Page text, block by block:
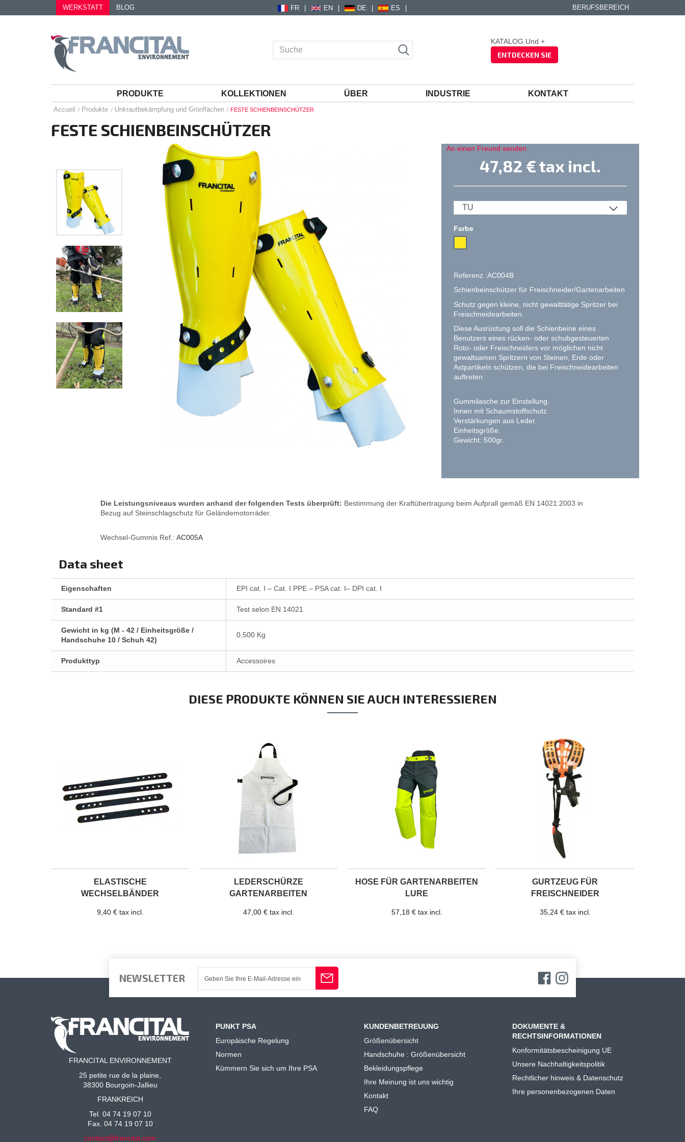
WERKSTATT BLOG FR EN DE ES BERUFSBEREICH
KATALOG Und +
ENTDECKEN SIE
PRODUKTE KOLLEKTIONEN ÜBER INDUSTRIE KONTAKT
Accueil Produkte Unkrautbekämpfung und Grünflächen FESTE SCHIENBEINSCHÜTZER
FESTE SCHIENBEINSCHÜTZER
An einen Freund senden
47,82 €tax incl.
Farbe
Referenz :AC004B
Schienbeinschützer für Freischneider/Gartenarbeiten
Schutz gegen kleine, nicht gewalttätige Spritzer bei
Freischneidearbeiten.
Diese Ausrüstung soll die Schienbeine eines
Benutzers eines rücken- oder schubgesteuerten
Roto- oder Freischneiders vor möglichen nicht
gewaltsamen Spritzern von Steinen, Erde oder
Astpartikeln schützen, die bei Freischneidearbeiten
auftreten
Gummilasche zur Einstellung.
Innen mit Schaumstoffschutz.
Verstärkungen aus Leder.
Einheitsgröße.
Gewicht: 500gr.
Die Leistungsniveaus wurden anhand der folgenden Tests überprüft: Bestimmung der Kraftübertragung beim Aufprall gemäß EN 14021:2003 in
Bezug auf Steinschlagschutz für Geländemotorräder.
Wechsel-Gummis Ref.: AC005A
Data sheet
Eigenschaften EPI cat. I – Cat. I PPE – PSA cat. I– DPI cat. I
Standard #1 Test selon EN 14021
Gewicht in kg (M - 42 / Einheitsgröße /
Handschuhe 10 / Schuh 42)
0,500 Kg
Produkttyp Accessoires
DIESE PRODUKTE KÖNNEN SIE AUCH INTERESSIEREN
ELASTISCHE
WECHSELBÄNDER
9,40 € tax incl.
LEDERSCHÜRZE
GARTENARBEITEN
47,00 € tax incl.
HOSE FÜR GARTENARBEITEN
LURE
57,18 € tax incl.
GURTZEUG FÜR
FREISCHNEIDER
35,24 € tax incl.
NEWSLETTER
FRANCITAL ENVIRONNEMENT
25 petite rue de la plaine,
38300 Bourgoin-Jallieu
FRANKREICH
Tel. 04 74 19 07 10
Fax. 04 74 19 07 10
contact@francital.com
PUNKT PSA
Europäische Regelung
Normen
Kümmern Sie sich um Ihre PSA
KUNDENBETREUUNG
Größenübersicht
Handschuhe : Größenübersicht
Bekleidungspflege
Ihre Meinung ist uns wichtig
Kontakt
FAQ
DOKUMENTE &
RECHTSINFORMATIONEN
Konformitätsbescheinigung UE
Unsere Nachhaltigkeitspolitik
Rechtlicher hinweis & Datenschutz
Ihre personenbezogenen Daten